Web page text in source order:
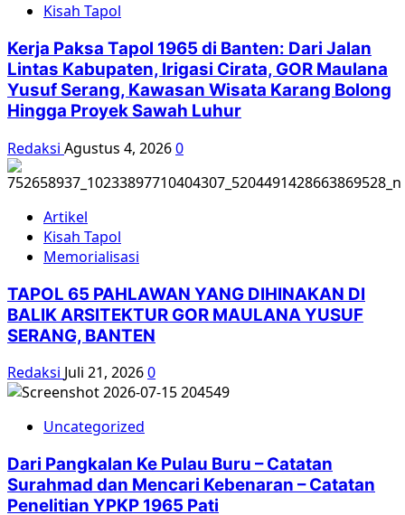
Kisah Tapol
Kerja Paksa Tapol 1965 di Banten: Dari Jalan
Lintas Kabupaten, Irigasi Cirata, GOR Maulana
Yusuf Serang, Kawasan Wisata Karang Bolong
Hingga Proyek Sawah Luhur
Redaksi Agustus 4, 20260
Artikel
Kisah Tapol
Memorialisasi
TAPOL 65 PAHLAWAN YANG DIHINAKAN DI
BALIK ARSITEKTUR GOR MAULANA YUSUF
SERANG, BANTEN
Redaksi Juli 21, 20260
Uncategorized
Dari Pangkalan Ke Pulau Buru – Catatan
Surahmad dan Mencari Kebenaran – Catatan
Penelitian YPKP 1965 Pati